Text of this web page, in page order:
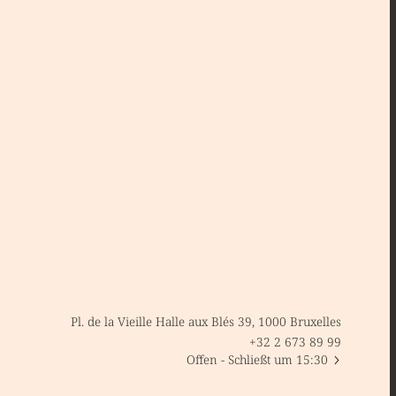
Pl. de la Vieille Halle aux Blés 39, 1000 Bruxelles
+32 2 673 89 99
Offen - Schließt um 15:30